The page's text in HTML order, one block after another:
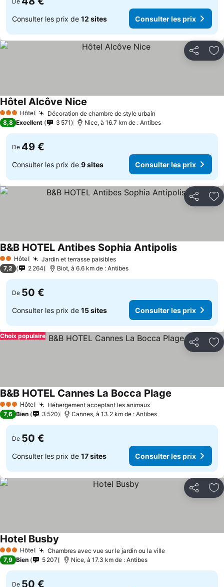
Consulter les prix de 12 sites Consulter les prix
Partager
3 ÉtoilesHôtel Décoration de chambre de style urbain
Hôtel Alcôve Nice
8,8 Excellent 3 571 Nice, à 16.7 km de : Antibes
De 49 €
Consulter les prix de 9 sites Consulter les prix
Partager
2 Étoiles
Hôtel Jardin et terrasse paisiblesConsulter les prix
B&B HOTEL Antibes Sophia AntipolisConsulter
7,2 2 264 Biot, à 6.6 km de : Antibes
De 50 €
Consulter les prix de 15 sites Consulter les prix
Partager
Choix populaire
3 ÉtoilesHôtel Hébergement acceptant les animauxConsulter les prix
B&B HOTEL Cannes La Bocca Plage
7,6 Bien 3 520 Cannes, à 13.2 km de : Antibes
De 50 €
Consulter les prix de 17 sites Consulter les prix
Partager
3 ÉtoilesHôtel Chambres avec vue sur le jardin ou la villeConsulter les
Hotel Busby
7,9 Bien 5 207 Nice, à 17.3 km de : Antibes
De 50 €